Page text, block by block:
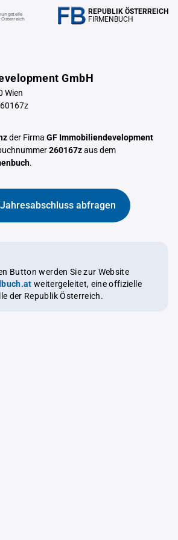
Österreich
REPUBLIK ÖSTERREICH
FIRMENBUCH
GmbH
Wien
der Firma GF Immobiliendevelopment
260167zaus dem
.
abfragen
Button werden Sie zur Website
weitergeleitet, eine offizielle
der Republik Österreich.